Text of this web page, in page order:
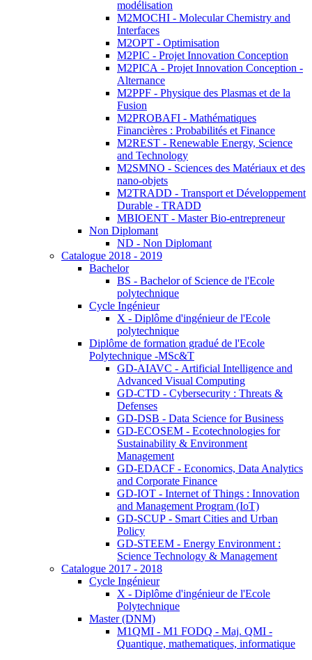
modélisation
M2MOCHI - Molecular Chemistry and
Interfaces
M2OPT - Optimisation
M2PIC - Projet Innovation Conception
M2PICA - Projet Innovation Conception -
Alternance
M2PPF - Physique des Plasmas et de la
Fusion
M2PROBAFI - Mathématiques
Financières : Probabilités et Finance
M2REST - Renewable Energy, Science
and Technology
M2SMNO - Sciences des Matériaux et des
nano-objets
M2TRADD - Transport et Développement
Durable - TRADD
MBIOENT - Master Bio-entrepreneur
Non Diplomant
ND - Non Diplomant
Catalogue 2018 - 2019
Bachelor
BS - Bachelor of Science de l'Ecole
polytechnique
Cycle Ingénieur
X - Diplôme d'ingénieur de l'Ecole
polytechnique
Diplôme de formation gradué de l'Ecole
Polytechnique -MSc&T
GD-AIAVC - Artificial Intelligence and
Advanced Visual Computing
GD-CTD - Cybersecurity : Threats &
Defenses
GD-DSB - Data Science for Business
GD-ECOSEM - Ecotechnologies for
Sustainability & Environment
Management
GD-EDACF - Economics, Data Analytics
and Corporate Finance
GD-IOT - Internet of Things : Innovation
and Management Program (IoT)
GD-SCUP - Smart Cities and Urban
Policy
GD-STEEM - Energy Environment :
Science Technology & Management
Catalogue 2017 - 2018
Cycle Ingénieur
X - Diplôme d'ingénieur de l'Ecole
Polytechnique
Master (DNM)
M1QMI - M1 FODQ - Maj. QMI -
Quantique, mathematiques, informatique